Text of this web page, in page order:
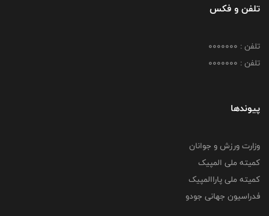
تلفن و فکس
تلفن : 0000000
تلفن : 0000000
پیوندها
وزارت ورزش و جوانان
کمیته ملی المپیک
کمیته ملی پاراالمپیک
فدراسیون جهانی جودو